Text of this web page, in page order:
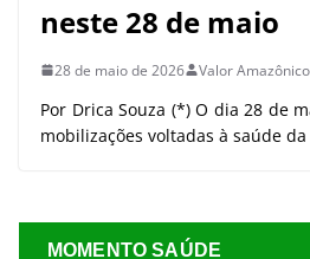
neste 28 de maio
28 de maio de 2026 Valor Amazônico
Por Drica Souza (*) O dia 28 de
mobilizações voltadas à saúde
MOMENTO SAÚDE